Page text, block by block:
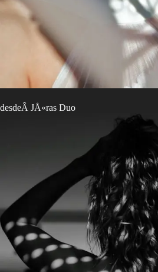
desdeÂ JÅ«ras Duo